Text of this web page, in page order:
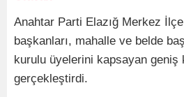
Anahtar Parti Elazığ Merkez
başkanları, mahalle ve belde
kurulu üyelerini kapsayan geniş
gerçekleştirdi.